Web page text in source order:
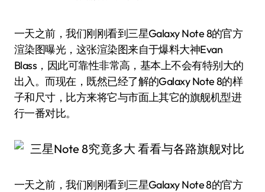
一天之前，我们刚刚看到三星Galaxy Note 8的官方
渲染图曝光，这张渲染图来自于爆料大神Evan
Blass，因此可靠性非常高，基本上不会有特别大的
出入。而现在，既然已经了解的Galaxy Note 8的样
子和尺寸，比方来将它与市面上其它的旗舰机型进
行一番对比。
一天之前，我们刚刚看到三星Galaxy Note 8的官方